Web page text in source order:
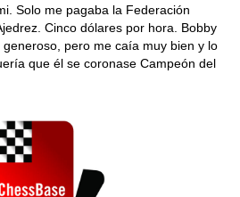
Solo me pagaba la Federación
Cinco dólares por hora. Bobby
pero me caía muy bien y lo
que él se coronase Campeón del